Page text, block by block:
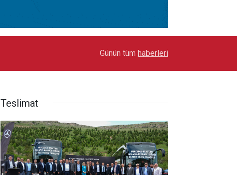
Toyota Otomotiv Sanayi Türkiye Üretime Ara
Günün tüm haberleri
Teslimat